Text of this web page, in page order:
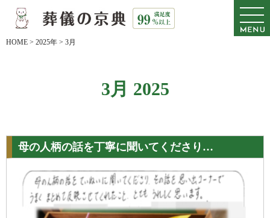
HOME > 2025年 > 3月
3月 2025
母の人柄の話を丁寧に聞いてくださり…